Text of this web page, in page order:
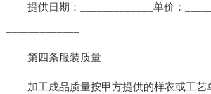
提供日期：_____________单价：
第四条服装质量
加工成品质量按甲方提供的样衣或工艺